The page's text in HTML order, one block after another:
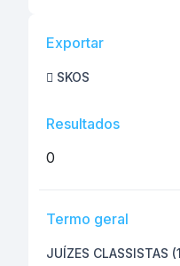
Exportar
SKOS
Resultados
0
Termo geral
JUÍZES CLASSISTAS